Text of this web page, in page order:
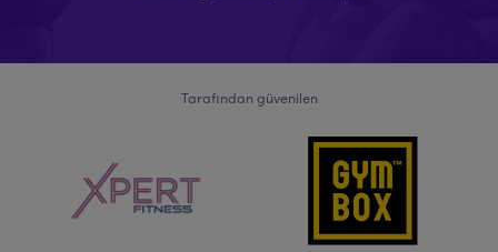
Tarafından güvenilen